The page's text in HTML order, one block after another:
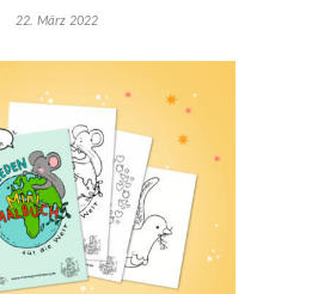
22. März 2022